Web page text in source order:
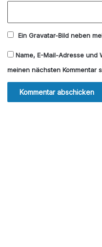
Ein Gravatar-Bild neben
Name, E-Mail-Adresse und
meinen nächsten Kommentar